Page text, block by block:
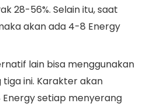
28-56%. Selain itu, saat
akan ada 4-8 Energy
lain bisa menggunakan
ini. Karakter akan
setiap menyerang